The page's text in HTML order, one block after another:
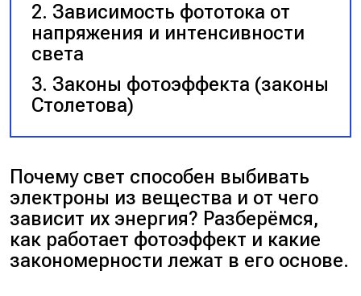
Зависимость фототока от
напряжения и интенсивности
света
Законы фотоэффекта (законы
Столетова)
Почему свет способен выбивать
электроны из вещества и от чего
зависит их энергия? Разберёмся,
как работает фотоэффект и какие
закономерности лежат в его основе.